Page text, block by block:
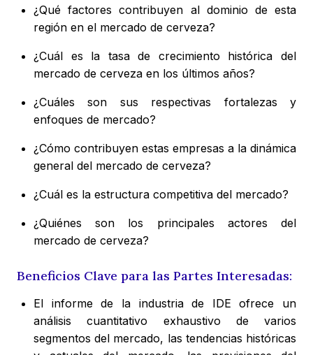
¿Qué factores contribuyen al dominio de esta
región en el mercado de cerveza?
¿Cuál es la tasa de crecimiento histórica del
mercado de cerveza en los últimos años?
¿Cuáles son sus respectivas fortalezas y
enfoques de mercado?
¿Cómo contribuyen estas empresas a la dinámica
general del mercado de cerveza?
¿Cuál es la estructura competitiva del mercado?
¿Quiénes son los principales actores del
mercado de cerveza?
Beneficios Clave para las Partes Interesadas:
El informe de la industria de IDE ofrece un
análisis cuantitativo exhaustivo de varios
segmentos del mercado, las tendencias históricas